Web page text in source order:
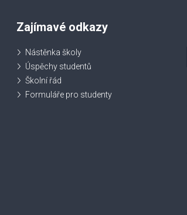
Zajímavé odkazy
Nástěnka školy
Úspěchy studentů
Školní řád
Formuláře pro studenty